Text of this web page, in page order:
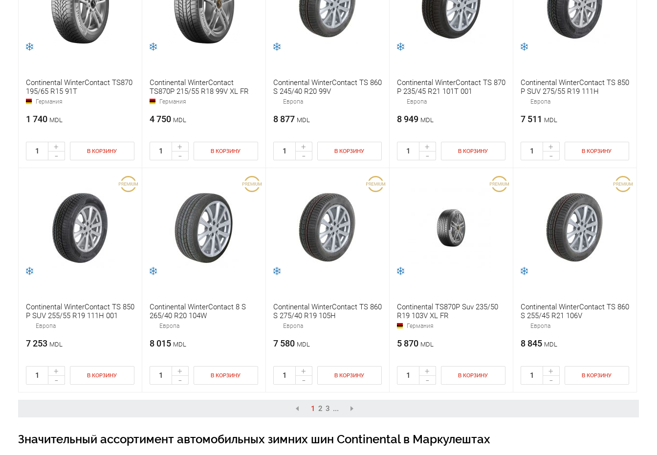
Continental WinterContact TS870
195/65 R15 91T
Германия
1 740 MDL
+
- В КОРЗИНУ
Continental WinterContact
TS870P 215/55 R18 99V XL FR
Германия
4 750 MDL
+
- В КОРЗИНУ
Continental WinterContact TS 860
S 245/40 R20 99V
Европа
8 877 MDL
+
- В КОРЗИНУ
Continental WinterContact TS 870
P 235/45 R21 101T 001
Европа
8 949 MDL
+
- В КОРЗИНУ
Continental WinterContact TS 850
P SUV 275/55 R19 111H
Европа
7 511 MDL
+
- В КОРЗИНУ
Continental WinterContact TS 850
P SUV 255/55 R19 111H 001
Европа
7 253 MDL
+
- В КОРЗИНУ
Continental WinterContact 8 S
265/40 R20 104W
Европа
8 015 MDL
+
- В КОРЗИНУ
Continental WinterContact TS 860
S 275/40 R19 105H
Европа
7 580 MDL
+
- В КОРЗИНУ
Continental TS870P Suv 235/50
R19 103V XL FR
Германия
5 870 MDL
+
- В КОРЗИНУ
Continental WinterContact TS 860
S 255/45 R21 106V
Европа
8 845 MDL
+
- В КОРЗИНУ
1 2 3 ...
Значительный ассортимент автомобильных зимних шин Continental в Маркулештах